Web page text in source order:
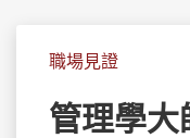
職場見證
管理學